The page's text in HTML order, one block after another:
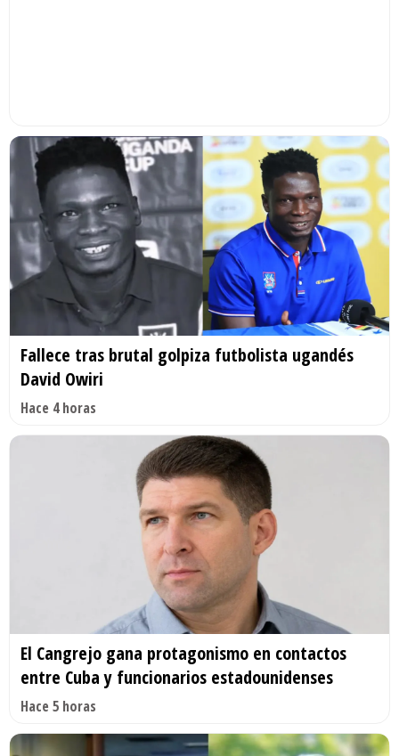
Fallece tras brutal golpiza futbolista ugandés
David Owiri
Hace 4 horas
El Cangrejo gana protagonismo en contactos
entre Cuba y funcionarios estadounidenses
Hace 5 horas